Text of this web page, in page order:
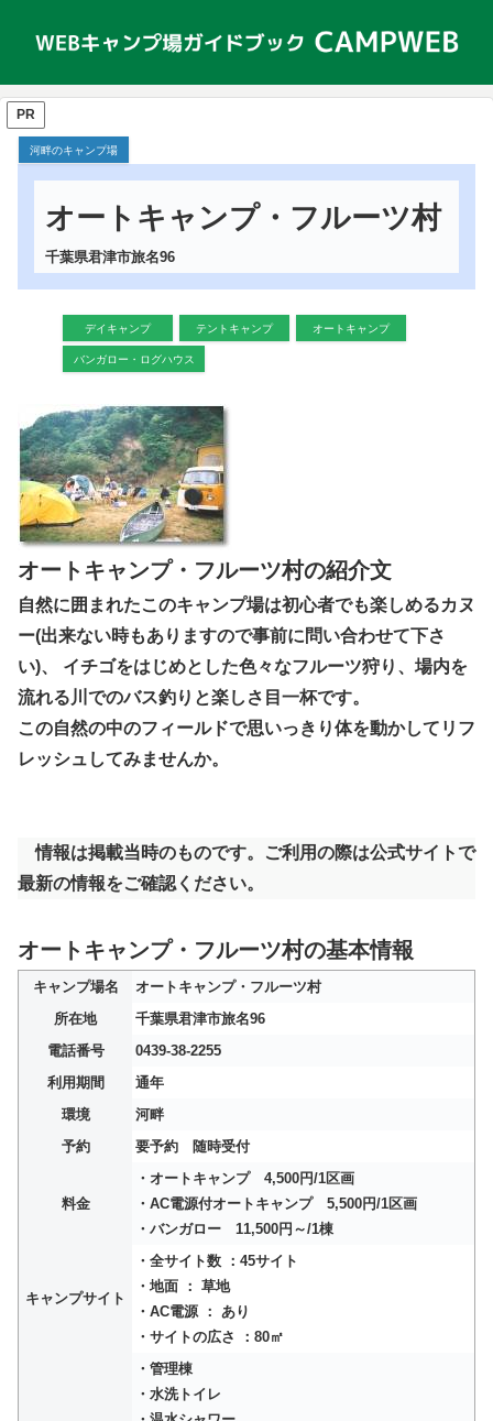
PR
河畔のキャンプ場
オートキャンプ・フルーツ村
千葉県君津市旅名96
デイキャンプ テントキャンプ オートキャンプ
バンガロー・ログハウス
オートキャンプ・フルーツ村の紹介文
自然に囲まれたこのキャンプ場は初心者でも楽しめるカヌ
ー(出来ない時もありますので事前に問い合わせて下さ
い)、 イチゴをはじめとした色々なフルーツ狩り、場内を
流れる川でのバス釣りと楽しさ目一杯です。
この自然の中のフィールドで思いっきり体を動かしてリフ
レッシュしてみませんか。
情報は掲載当時のものです。ご利用の際は公式サイトで
最新の情報をご確認ください。
オートキャンプ・フルーツ村の基本情報
キャンプ場名
オートキャンプ・フルーツ村
所在地
千葉県君津市旅名96
電話番号
0439-38-2255
利用期間
通年
環境
河畔
予約
要予約 随時受付
料金
・オートキャンプ 4,500円/1区画
・AC電源付オートキャンプ 5,500円/1区画
・バンガロー 11,500円～/1棟
キャンプサイト
・全サイト数 ：45サイト
・地面 ： 草地
・AC電源 ： あり
・サイトの広さ ：80㎡
・管理棟
・水洗トイレ